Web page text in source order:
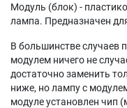
Модуль (блок) -
лампа. Предназначен
В большинстве случаев
модулем ничего не
достаточно заменить
ниже, но лампу с
модуле установлен чип